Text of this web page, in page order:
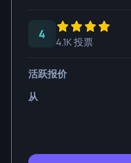
4
4.1K 投票
活跃报价
从